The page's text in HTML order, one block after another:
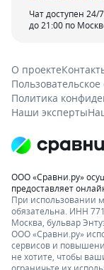
Чат доступен 24/
до 21:00 по
О проекте
Политика
Наши эксперты
ООО «Сравни.ру»
предоставляет
При использовании
обязательна. ИНН
Москва, бульвар
ООО «Сравни.ру»
сервисов и
не хотите, чтобы